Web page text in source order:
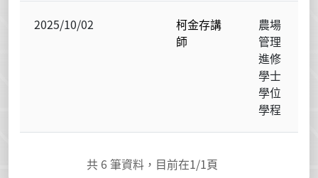
2025/10/02
柯金存講
師
農場
管理
進修
學士
學位
學程
共 6 筆資料，目前在1/1頁